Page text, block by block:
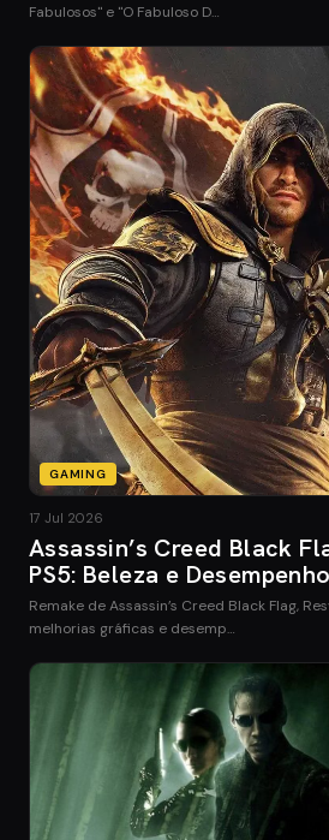
Fabulosos" e "O Fabuloso D…
GAMING
17 Jul 2026
Assassin’s Creed Black
PS5: Beleza e
Remake de Assassin’s Creed Black Flag,
melhorias gráficas e desemp…